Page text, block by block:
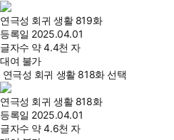
연극성 회귀 생활 819화
등록일 2025.04.01
글자수 약 4.4천 자
대여 불가
연극성 회귀 생활 818화 선택
연극성 회귀 생활 818화
등록일 2025.04.01
글자수 약 4.6천 자